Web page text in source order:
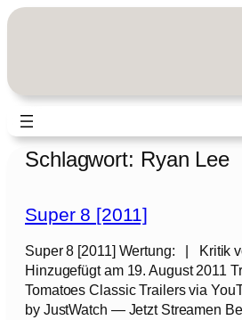
Zum
Schlagwort: Ryan Lee
Super 8 [2011]
Super 8 [2011] Wertung: | Kritik
Hinzugefügt am 19. August 2011
Tomatoes Classic Trailers via
by JustWatch — Jetzt Streamen